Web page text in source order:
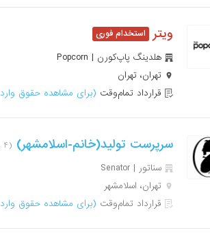
ویتر
هلدینگ پاپ‌کورن | Popcorn
تهران، تهران
قرارداد تمام‌وقت (برای مشاهده حقوق
سرپرست تولید(خانم-اسلامشهر) (۴ روز پیش)
سناتور | Senator
تهران، اسلامشهر
قرارداد تمام‌وقت (برای مشاهده حقوق